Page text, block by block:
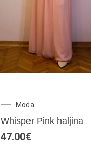
Moda
Whisper Pink haljina
47.00€